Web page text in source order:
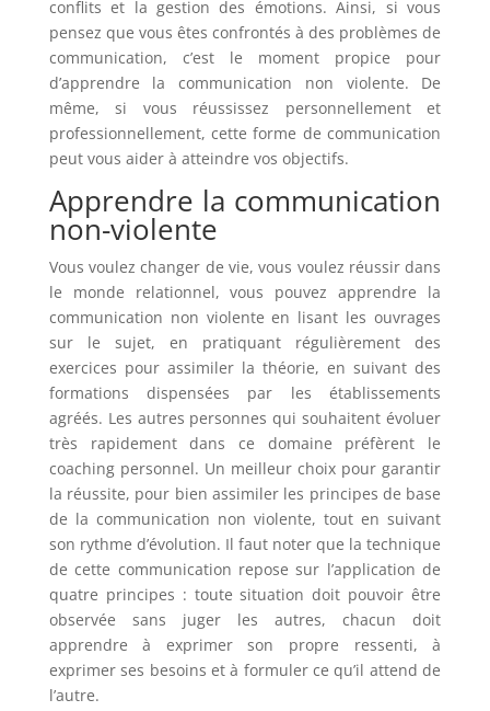
conflits et la gestion des émotions. Ainsi, si vous
pensez que vous êtes confrontés à des problèmes de
communication, c’est le moment propice pour
d’apprendre la communication non violente. De
même, si vous réussissez personnellement et
professionnellement, cette forme de communication
peut vous aider à atteindre vos objectifs.
Apprendre la communication
non-violente
Vous voulez changer de vie, vous voulez réussir dans
le monde relationnel, vous pouvez apprendre la
communication non violente en lisant les ouvrages
sur le sujet, en pratiquant régulièrement des
exercices pour assimiler la théorie, en suivant des
formations dispensées par les établissements
agréés. Les autres personnes qui souhaitent évoluer
très rapidement dans ce domaine préfèrent le
coaching personnel. Un meilleur choix pour garantir
la réussite, pour bien assimiler les principes de base
de la communication non violente, tout en suivant
son rythme d’évolution. Il faut noter que la technique
de cette communication repose sur l’application de
quatre principes : toute situation doit pouvoir être
observée sans juger les autres, chacun doit
apprendre à exprimer son propre ressenti, à
exprimer ses besoins et à formuler ce qu’il attend de
l’autre.